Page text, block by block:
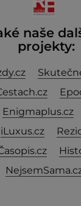
naše
projekty:
Enigmaplus.cz
iLuxus.cz